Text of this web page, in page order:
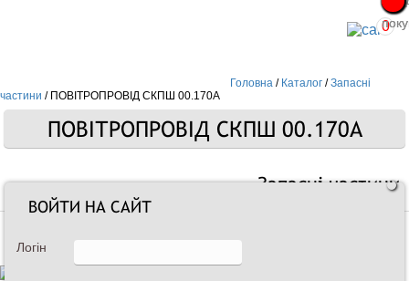
0
Головна / Каталог /Запасні
частини / ПОВІТРОПРОВІД СКПШ 00.170А
ПОВІТРОПРОВІД СКПШ 00.170А
Запасні частини
ВОЙТИ НА САЙТ
Логін